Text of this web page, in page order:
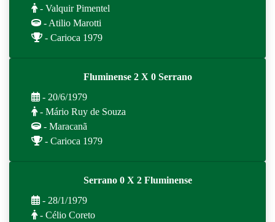
- Valquir Pimentel
- Atilio Marotti
- Carioca 1979
Fluminense 2 X 0 Serrano
- 20/6/1979
- Mário Ruy de Souza
- Maracanã
- Carioca 1979
Serrano 0 X 2 Fluminense
- 28/1/1979
- Célio Coreto